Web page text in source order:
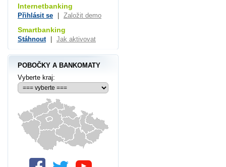
Internetbanking
Přihlásit se Založit demo
Smartbanking
Stáhnout Jak aktivovat
POBOČKY A BANKOMATY
Vyberte kraj: